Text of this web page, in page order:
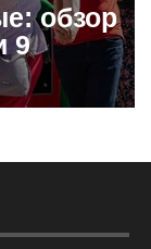
обзор
9